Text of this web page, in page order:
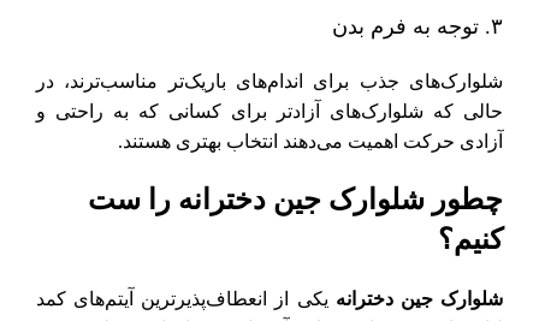
۳. توجه به فرم بدن
شلوارک‌های جذب برای اندام‌های باریک‌تر مناسب‌ترند، در
حالی که شلوارک‌های آزادتر برای کسانی که به راحتی و
آزادی حرکت اهمیت می‌دهند انتخاب بهتری هستند.
چطور شلوارک جین دخترانه را ست
کنیم؟
شلوارک جین دخترانه یکی از انعطاف‌پذیرترین آیتم‌های کمد